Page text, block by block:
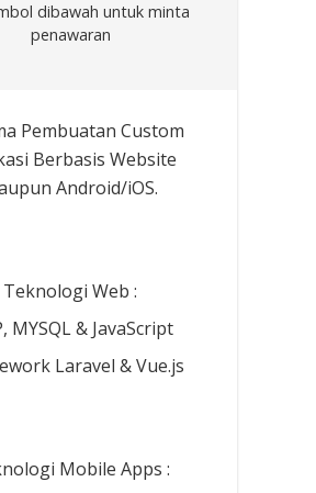
dibawah untuk minta
penawaran
Pembuatan Custom
Berbasis Website
Android/iOS.
Teknologi Web :
MYSQL & JavaScript
Laravel & Vue.js
Mobile Apps :